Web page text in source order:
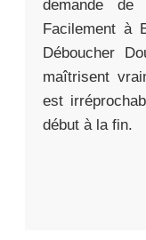
demande de
Facilement à
Déboucher
maîtrisent
est
début à la fin.